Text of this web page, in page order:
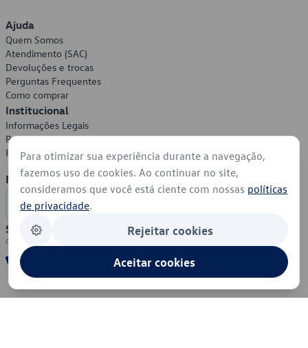
Ajuda
Quem Somos
Atendimento (SAC)
Devoluções e trocas
Perguntas Frequentes
Como comprar
Institucional
Informações Legais
Política de Privacidade
Política de Cookies
Formas de Pagamento
Segurança
Para otimizar sua experiência durante a navegação,
fazemos uso de cookies. Ao continuar no site,
consideramos que você está ciente com nossas políticas
de privacidade.
Rejeitar cookies
Aceitar cookies